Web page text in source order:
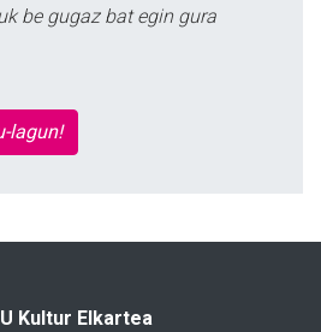
be gugaz bat egin gura
lagun!
Kultur Elkartea